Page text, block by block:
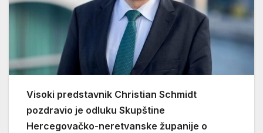
Visoki predstavnik Christian Schmidt
pozdravio je odluku Skupštine
Hercegovačko-neretvanske županije o